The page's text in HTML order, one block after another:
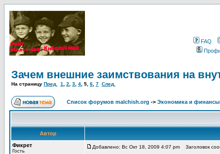
FAQ
Зачем внешние заимствования на
На страницу Пред. 1 2 3 4 5 6 7 След.
Список форумов malchish.org -> Экономика и финансы
Автор
Фикрет
Гость
Добавлено: Вс Окт 18, 2009 4:07 pm Заголовок